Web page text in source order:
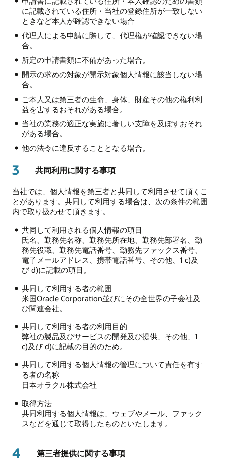
に記載されている住所・当社の登録住所が一致しない
ときなど本人が確認できない場合
代理人による申請に際して、代理権が確認できない場
合。
所定の申請書類に不備があった場合。
開示の求めの対象が開示対象個人情報に該当しない場
合。
ご本人又は第三者の生命、身体、財産その他の権利利
益を害するおそれがある場合。
当社の業務の適正な実施に著しい支障を及ぼすおそれ
がある場合。
他の法令に違反することとなる場合。
3 共同利用に関する事項
当社では、個人情報を第三者と共同して利用させて頂くこ
とがあります。共同して利用する場合は、次の条件の範囲
内で取り扱わせて頂きます。
共同して利用される個人情報の項目
氏名、勤務先名称、勤務先所在地、勤務先部署名、勤
務先役職、勤務先電話番号、勤務先ファックス番号、
電子メールアドレス、携帯電話番号、その他、1 c)及
び d)に記載の項目。
共同して利用する者の範囲
米国Oracle Corporation並びにその全世界の子会社及
び関連会社。
共同して利用する者の利用目的
弊社の製品及びサービスの開発及び提供、その他、1
c)及び d)に記載の目的のため。
共同して利用する個人情報の管理について責任を有す
る者の名称
日本オラクル株式会社
取得方法
共同利用する個人情報は、ウェブやメール、ファック
スなどを通じて取得したものといたします。
4 第三者提供に関する事項